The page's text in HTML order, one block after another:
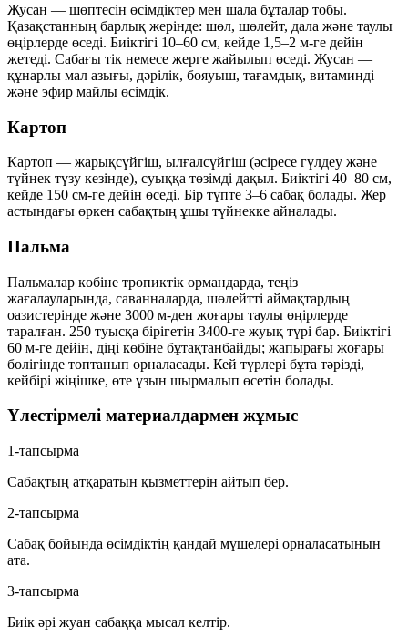
Жусан — шөптесін өсімдіктер мен шала бұталар тобы.
Қазақстанның барлық жерінде: шөл, шөлейт, дала және таулы
өңірлерде өседі. Биіктігі 10–60 см, кейде 1,5–2 м-ге дейін
жетеді. Сабағы тік немесе жерге жайылып өседі. Жусан —
құнарлы мал азығы, дәрілік, бояуыш, тағамдық, витаминді
және эфир майлы өсімдік.
Картоп
Картоп — жарықсүйгіш, ылғалсүйгіш (әсіресе гүлдеу және
түйнек түзу кезінде), суыққа төзімді дақыл. Биіктігі 40–80 см,
кейде 150 см-ге дейін өседі. Бір түпте 3–6 сабақ болады. Жер
астындағы өркен сабақтың ұшы түйнекке айналады.
Пальма
Пальмалар көбіне тропиктік ормандарда, теңіз
жағалауларында, саванналарда, шөлейтті аймақтардың
оазистерінде және 3000 м-ден жоғары таулы өңірлерде
таралған. 250 туысқа бірігетін 3400-ге жуық түрі бар. Биіктігі
60 м-ге дейін, діңі көбіне бұтақтанбайды; жапырағы жоғары
бөлігінде топтанып орналасады. Кей түрлері бұта тәрізді,
кейбірі жіңішке, өте ұзын шырмалып өсетін болады.
Үлестірмелі материалдармен жұмыс
1-тапсырма
Сабақтың атқаратын қызметтерін айтып бер.
2-тапсырма
Сабақ бойында өсімдіктің қандай мүшелері орналасатынын
ата.
3-тапсырма
Биік әрі жуан сабаққа мысал келтір.